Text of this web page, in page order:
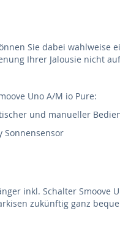
Sie dabei wahlweise
Ihrer Jalousie nicht
Uno A/M io Pure:
und manueller
Sonnensensor
inkl. Schalter Smoove
zukünftig ganz